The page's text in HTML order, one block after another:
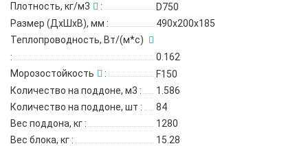
Плотность, кг/м3
:
D750
Размер (ДхШхВ), мм :
490х200х185
Теплопроводность, Вт/(м*с)
:
0.162
Морозостойкость
:
F150
Количество на поддоне, м3 :
1.586
Количество на поддоне, шт :
84
Вес поддона, кг :
1280
Вес блока, кг : 15.28